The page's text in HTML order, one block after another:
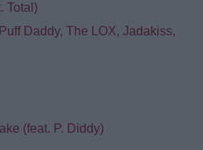
Total)
Daddy, The LOX, Jadakiss,
(feat. P. Diddy)